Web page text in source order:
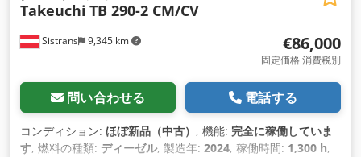
Sistrans 9,345 km
Takeuchi TB 290-2 CM/CV
€86,000
固定価格 消費税別
問い合わせる 電話する
コンディション: ほぼ新品（中古） , 機能: 完全に稼働していま
す, 燃料の種類: ディーゼル, 製造年: 2024, 稼働時間: 1,300 h,